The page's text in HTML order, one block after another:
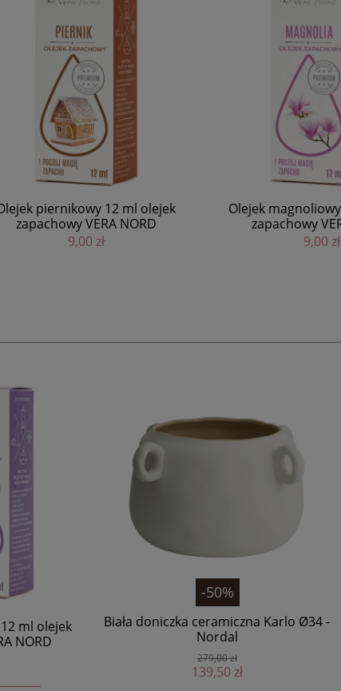
ml olejek
NORD
Olejek magnoliowy 12 ml olejek
zapachowy VERA NORD
ml olejek
NORD
-50%
Biała doniczka ceramiczna Karlo Ø34 -
Nordal
279,00 zł
139,50 zł